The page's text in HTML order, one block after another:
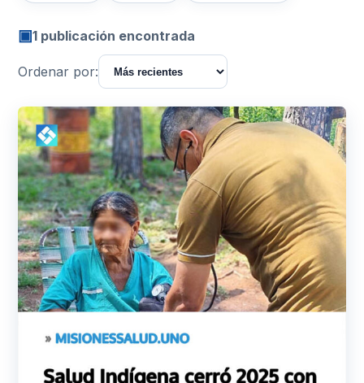
▣1 publicación encontrada
Ordenar por: